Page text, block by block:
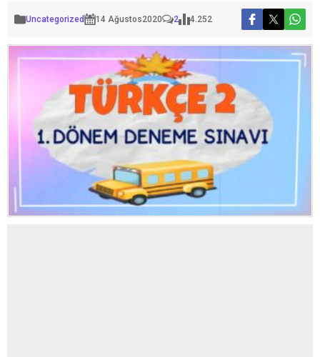
Uncategorized 14 Ağustos2020 2 4.252